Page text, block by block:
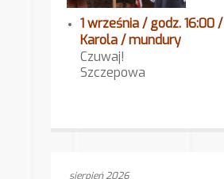
1 września / godz. 16:00 /
Karola /mundury
Czuwaj!
Szczepowa
sierpień 2026